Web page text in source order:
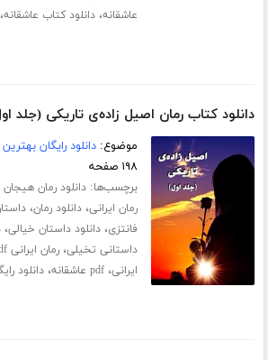
عاشقانه،دانلود کتاب عاشقانه
دانلود کتاب رمان اصیل زاده‌ی تاریکی (جلد
موضوع:دانلود رایگان
۱۹۸ صفحه
برچسب‌ها:دانلود رمان هیجان
رمان ایرانی،دانلود رمان،
فانتزی،دانلود داستان خیالی،
داستانی تخیلی،رمان ایرانی pdf
ایرانی،pdf عاشقانه ،دانلود